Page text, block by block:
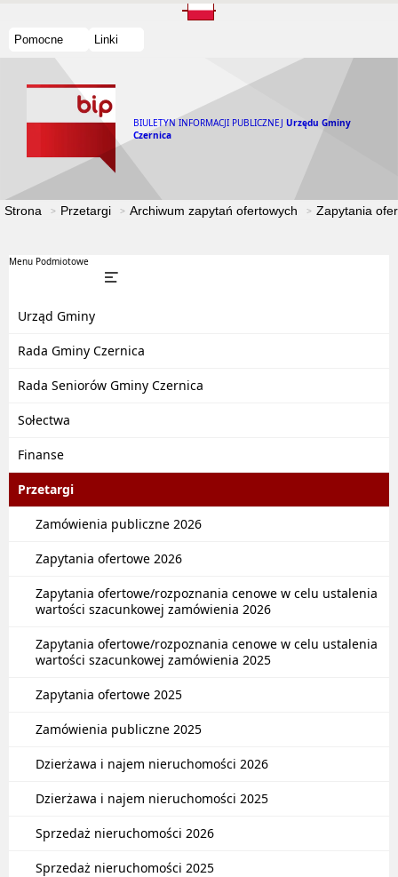
Pomocne Linki
BIULETYN INFORMACJI PUBLICZNEJ Urzędu Gminy
Czernica
Strona Przetargi Archiwum zapytań ofertowych Zapytania
Menu Podmiotowe
Urząd Gminy
Rada Gminy Czernica
Rada Seniorów Gminy Czernica
Sołectwa
Finanse
Przetargi
Zamówienia publiczne 2026
Zapytania ofertowe 2026
Zapytania ofertowe/rozpoznania cenowe w celu ustalenia
wartości szacunkowej zamówienia 2026
Zapytania ofertowe/rozpoznania cenowe w celu ustalenia
wartości szacunkowej zamówienia 2025
Zapytania ofertowe 2025
Zamówienia publiczne 2025
Dzierżawa i najem nieruchomości 2026
Dzierżawa i najem nieruchomości 2025
Sprzedaż nieruchomości 2026
Sprzedaż nieruchomości 2025